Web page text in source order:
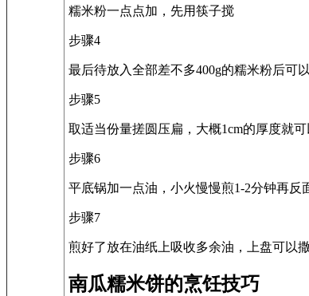
糯米粉一点点加，先用筷子搅
步骤4
最后待放入全部差不多400g的糯米粉后可
步骤5
取适当份量搓圆压扁，大概1cm的厚度就可
步骤6
平底锅加一点油，小火慢慢煎1-2分钟再反
步骤7
煎好了放在油纸上吸收多余油，上盘可以
南瓜糯米饼的烹饪技巧